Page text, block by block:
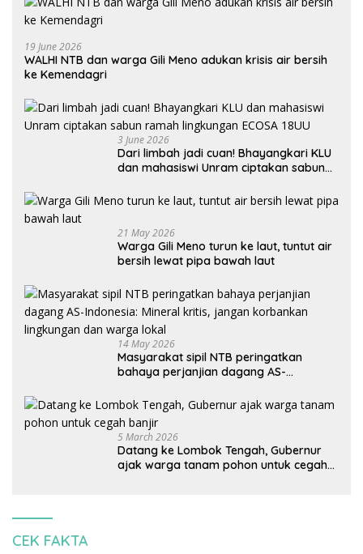
19 June 2026
WALHI NTB dan warga Gili Meno adukan krisis air bersih
ke Kemendagri
3 June 2026
Dari limbah jadi cuan! Bhayangkari KLU
dan mahasiswi Unram ciptakan sabun
21 May 2026
Warga Gili Meno turun ke laut, tuntut air
bersih lewat pipa bawah laut
14 May 2026
Masyarakat sipil NTB peringatkan
bahaya perjanjian dagang AS-
korbankan lingkungan dan warga lokal
5 March 2026
Datang ke Lombok Tengah, Gubernur
ajak warga tanam pohon untuk cegah
CEK FAKTA